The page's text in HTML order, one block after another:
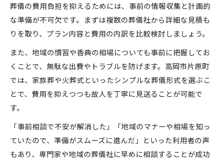
葬儀の費用負担を抑えるためには、事前の情報収集と計画的
な準備が不可欠です。まずは複数の葬儀社から詳細な見積も
りを取り、プラン内容と費用の内訳を比較検討しましょう。
また、地域の慣習や香典の相場についても事前に把握してお
くことで、無駄な出費やトラブルを防げます。高岡市片原町
では、家族葬や火葬式といったシンプルな葬儀形式を選ぶこ
とで、費用を抑えつつも故人を丁寧に見送ることが可能で
す。
「事前相談で不安が解消した」「地域のマナーや相場を知っ
ていたので、準備がスムーズに進んだ」といった利用者の声
もあり、専門家や地域の葬儀社に早めに相談することが成功